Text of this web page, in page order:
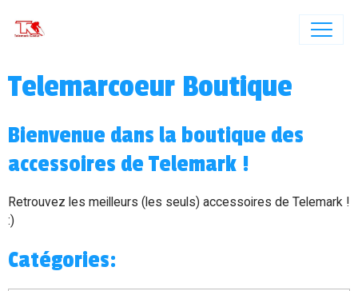
Telemarcoeur Boutique
Bienvenue dans la boutique des
accessoires de Telemark !
Retrouvez les meilleurs (les seuls) accessoires de Telemark !
:)
Catégories: